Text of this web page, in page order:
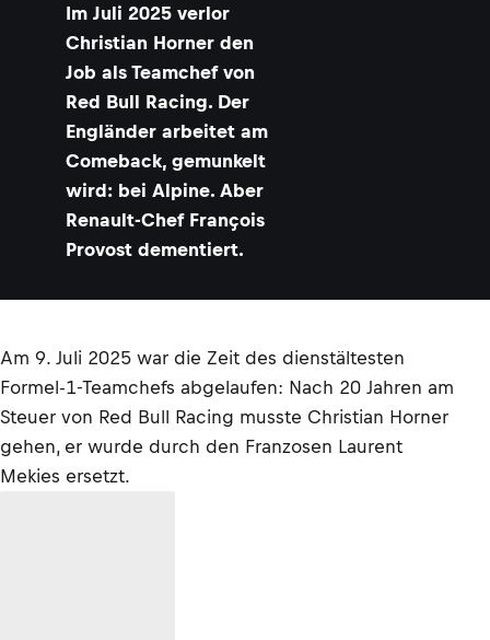
Im Juli 2025 verlor
Christian Horner den
Job als Teamchef von
Red Bull Racing. Der
Engländer arbeitet am
Comeback, gemunkelt
wird: bei Alpine. Aber
Renault-Chef François
Provost dementiert.
Am 9. Juli 2025 war die Zeit des dienstältesten
Formel-1-Teamchefs abgelaufen: Nach 20 Jahren am
Steuer von Red Bull Racing musste Christian Horner
gehen, er wurde durch den Franzosen Laurent
Mekies ersetzt.